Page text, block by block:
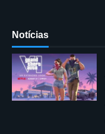
Notícias